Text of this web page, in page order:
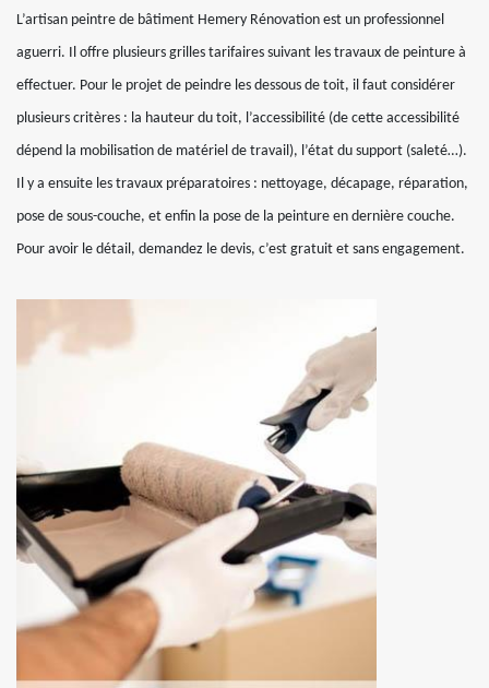
L’artisan peintre de bâtiment Hemery Rénovation est un professionnel
aguerri. Il offre plusieurs grilles tarifaires suivant les travaux de peinture à
effectuer. Pour le projet de peindre les dessous de toit, il faut considérer
plusieurs critères : la hauteur du toit, l’accessibilité (de cette accessibilité
dépend la mobilisation de matériel de travail), l’état du support (saleté…).
Il y a ensuite les travaux préparatoires : nettoyage, décapage, réparation,
pose de sous-couche, et enfin la pose de la peinture en dernière couche.
Pour avoir le détail, demandez le devis, c’est gratuit et sans engagement.